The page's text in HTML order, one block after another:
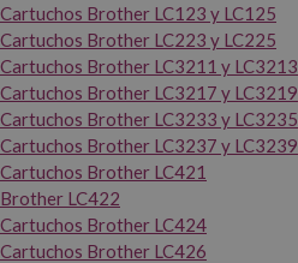
Cartuchos Brother LC123 y LC125
Cartuchos Brother LC223 y LC225
Cartuchos Brother LC3211 y LC3213
Cartuchos Brother LC3217 y LC3219
Cartuchos Brother LC3233 y LC3235
Cartuchos Brother LC3237 y LC3239
Cartuchos Brother LC421
Brother LC422
Cartuchos Brother LC424
Cartuchos Brother LC426